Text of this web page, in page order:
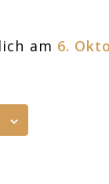
am 6.